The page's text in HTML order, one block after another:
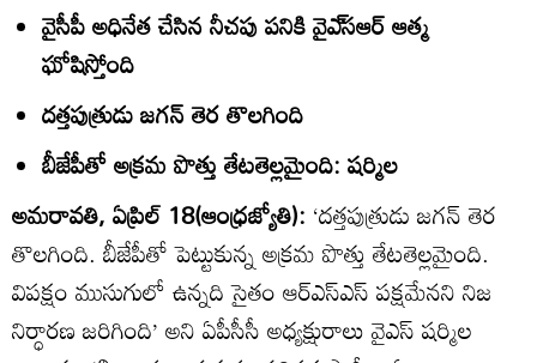
వైసీపీ అధినేత చేసిన నీచపు పనికి వైఎ్‌సఆర్‌ ఆత్మ
ఘోషిస్తోంది
దత్తపుత్రుడు జగన్‌ తెర తొలగింది
బీజేపీతో అక్రమ పొత్తు తేటతెల్లమైంది: షర్మిల
అమరావతి, ఏప్రిల్‌ 18(ఆంధ్రజ్యోతి): ‘దత్తపుత్రుడు జగన్‌ తెర
తొలగింది. బీజేపీతో పెట్టుకున్న అక్రమ పొత్తు తేటతెల్లమైంది.
విపక్షం ముసుగులో ఉన్నది సైతం ఆర్‌ఎస్ఎస్‌ పక్షమేనని నిజ
నిర్ధారణ జరిగింది’ అని ఏపీసీసీ అధ్యక్షురాలు వైఎస్‌ షర్మిల